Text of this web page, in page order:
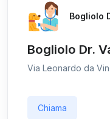
Bogliolo
Bogliolo Dr.
Via Leonardo da
Chiama